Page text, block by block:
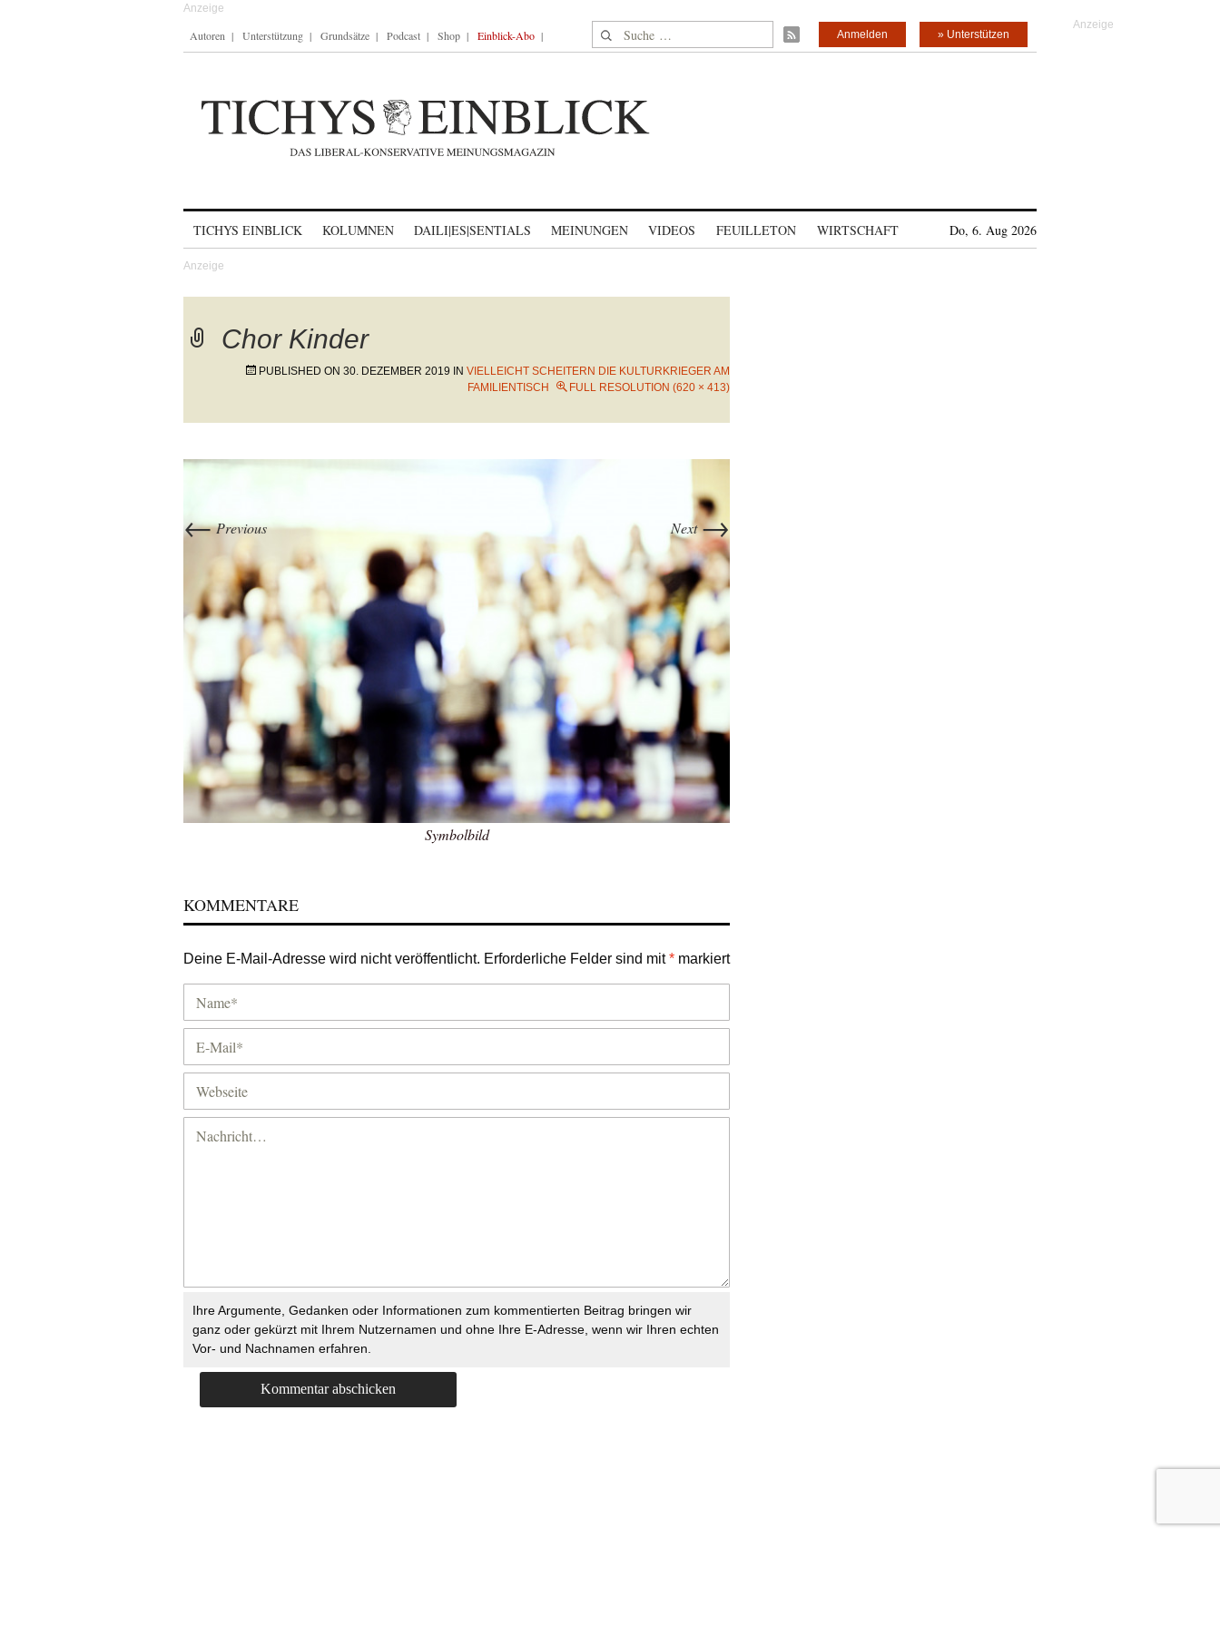
Autoren Unterstützung Grundsätze Podcast Shop Einblick-Abo Suche nach: » Unterstützen
Anmelden
TICHYS EINBLICK KOLUMNEN DAILI|ES|SENTIALS MEINUNGEN VIDEOS FEUILLETON WIRTSCHAFT Do, 6. Aug 2026
Chor Kinder
PUBLISHED ON 30. DEZEMBER 2019 IN VIELLEICHT SCHEITERN DIE KULTURKRIEGER AM
FAMILIENTISCH
FULL RESOLUTION (620 × 413)
←Previous Next→
Symbolbild
KOMMENTARE
Deine E-Mail-Adresse wird nicht veröffentlicht. Erforderliche Felder sind mit* markiert
Ihre Argumente, Gedanken oder Informationen zum kommentierten Beitrag bringen wir
ganz oder gekürzt mit Ihrem Nutzernamen und ohne Ihre E-Adresse, wenn wir Ihren echten
Vor- und Nachnamen erfahren.